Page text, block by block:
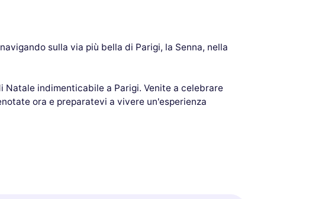
sulla via più bella di Parigi, la Senna, nella
indimenticabile a Parigi. Venite a celebrare
ora e preparatevi a vivere un'esperienza